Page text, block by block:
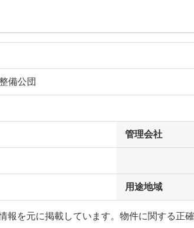
備公団
管理会社
用途地域
報を元に掲載しています。物件に関する正